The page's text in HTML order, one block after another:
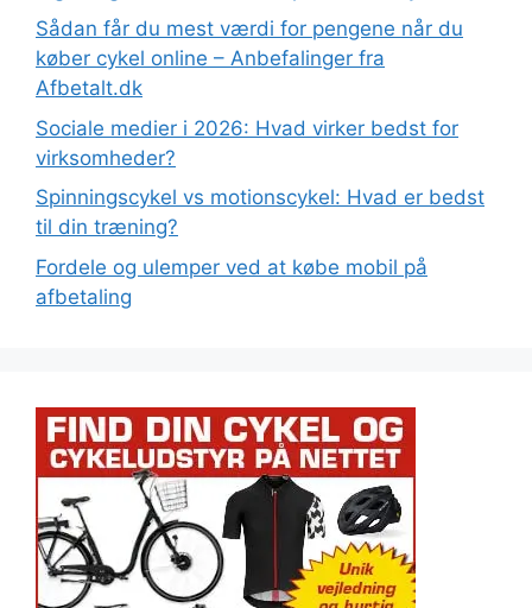
Sådan får du mest værdi for pengene når du
køber cykel online – Anbefalinger fra
Afbetalt.dk
Sociale medier i 2026: Hvad virker bedst for
virksomheder?
Spinningscykel vs motionscykel: Hvad er bedst
til din træning?
Fordele og ulemper ved at købe mobil på
afbetaling